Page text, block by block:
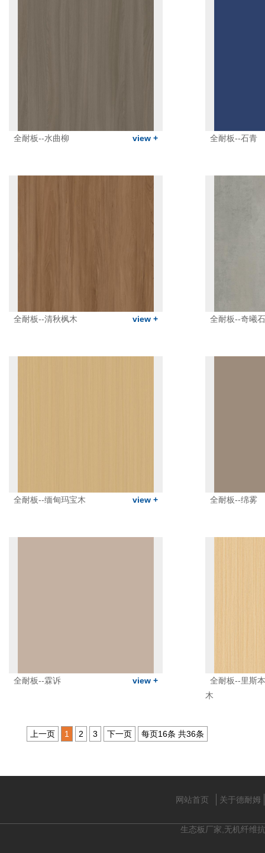
全耐板--水曲柳 view + 全耐板--石青
全耐板--清秋枫木 view + 全耐板--奇曦
全耐板--缅甸玛宝木 view + 全耐板--绵雾
全耐板--霖诉 view +
全耐板--里斯
木
上一页 1 2 3 下一页 每页16条 共36条
网站首页 关于德耐姆
生态板厂家,无机纤维